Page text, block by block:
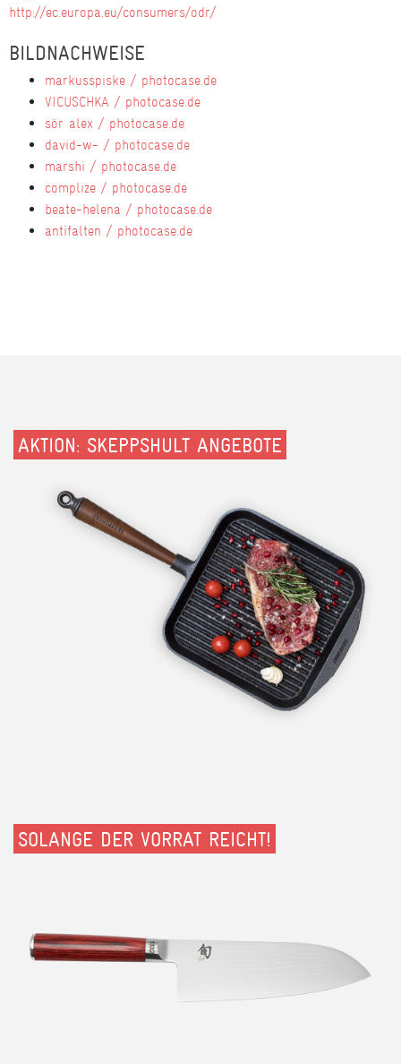
http://ec.europa.eu/consumers/odr/
BILDNACHWEISE
markusspiske / photocase.de
VICUSCHKA / photocase.de
sör alex / photocase.de
david-w- / photocase.de
marshi / photocase.de
complize / photocase.de
beate-helena / photocase.de
antifalten / photocase.de
AKTION: SKEPPSHULT ANGEBOTE
SOLANGE DER VORRAT REICHT!